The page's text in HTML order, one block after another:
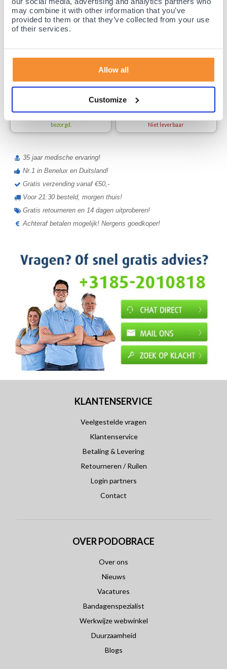
may combine it with other information that you’ve
provided to them or that they’ve collected from your use
of their services.
Allow all
Customize
Voor 23:59 besteld,
bezorgd.
27,99
Niet leverbaar
35 jaar medische ervaring!
Nr.1 in Benelux en Duitsland!
Gratis verzending vanaf €50,-
Voor 21:30 besteld, morgen thuis!
Gratis retourneren en 14 dagen uitproberen!
Achteraf betalen mogelijk! Nergens goedkoper!
KLANTENSERVICE
Veelgestelde vragen
Klantenservice
Betaling & Levering
Retourneren / Ruilen
Login partners
Contact
OVER PODOBRACE
Over ons
Nieuws
Vacatures
Bandagenspezialist
Werkwijze webwinkel
Duurzaamheid
Blogs